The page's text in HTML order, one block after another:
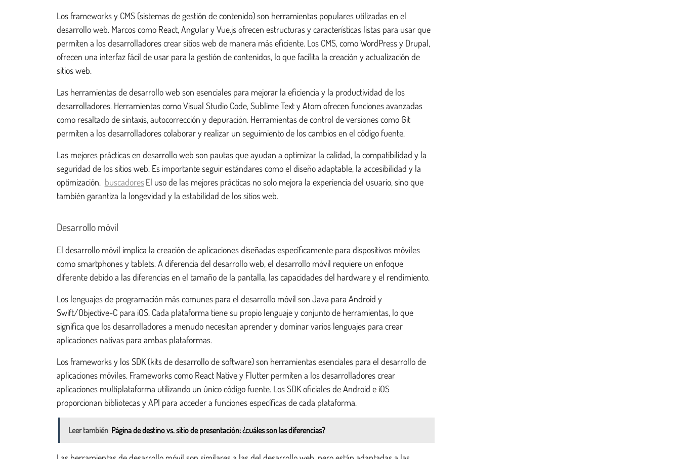
Los frameworks y CMS (sistemas de gestión de contenido) son herramientas populares utilizadas en el
desarrollo web. Marcos como React, Angular y Vue.js ofrecen estructuras y características listas para usar que
permiten a los desarrolladores crear sitios web de manera más eficiente. Los CMS, como WordPress y Drupal,
ofrecen una interfaz fácil de usar para la gestión de contenidos, lo que facilita la creación y actualización de
sitios web.
Las herramientas de desarrollo web son esenciales para mejorar la eficiencia y la productividad de los
desarrolladores. Herramientas como Visual Studio Code, Sublime Text y Atom ofrecen funciones avanzadas
como resaltado de sintaxis, autocorrección y depuración. Herramientas de control de versiones como Git
permiten a los desarrolladores colaborar y realizar un seguimiento de los cambios en el código fuente.
Las mejores prácticas en desarrollo web son pautas que ayudan a optimizar la calidad, la compatibilidad y la
seguridad de los sitios web. Es importante seguir estándares como el diseño adaptable, la accesibilidad y la
optimización. buscadores El uso de las mejores prácticas no solo mejora la experiencia del usuario, sino que
también garantiza la longevidad y la estabilidad de los sitios web.
Desarrollo móvil
El desarrollo móvil implica la creación de aplicaciones diseñadas específicamente para dispositivos móviles
como smartphones y tablets. A diferencia del desarrollo web, el desarrollo móvil requiere un enfoque
diferente debido a las diferencias en el tamaño de la pantalla, las capacidades del hardware y el rendimiento.
Los lenguajes de programación más comunes para el desarrollo móvil son Java para Android y
Swift/Objective-C para iOS. Cada plataforma tiene su propio lenguaje y conjunto de herramientas, lo que
significa que los desarrolladores a menudo necesitan aprender y dominar varios lenguajes para crear
aplicaciones nativas para ambas plataformas.
Los frameworks y los SDK (kits de desarrollo de software) son herramientas esenciales para el desarrollo de
aplicaciones móviles. Frameworks como React Native y Flutter permiten a los desarrolladores crear
aplicaciones multiplataforma utilizando un único código fuente. Los SDK oficiales de Android e iOS
proporcionan bibliotecas y API para acceder a funciones específicas de cada plataforma.
Leer también Página de destino vs. sitio de presentación: ¿cuáles son las diferencias?